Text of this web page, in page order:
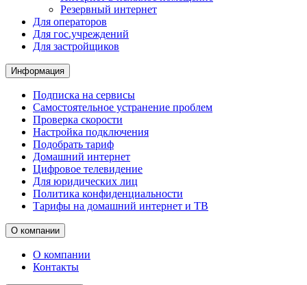
Резервный интернет
Для операторов
Для гос.учреждений
Для застройщиков
Информация
Подписка на сервисы
Самостоятельное устранение проблем
Проверка скорости
Настройка подключения
Подобрать тариф
Домашний интернет
Цифровое телевидение
Для юридических лиц
Политика конфиденциальности
Тарифы на домашний интернет и ТВ
О компании
О компании
Контакты